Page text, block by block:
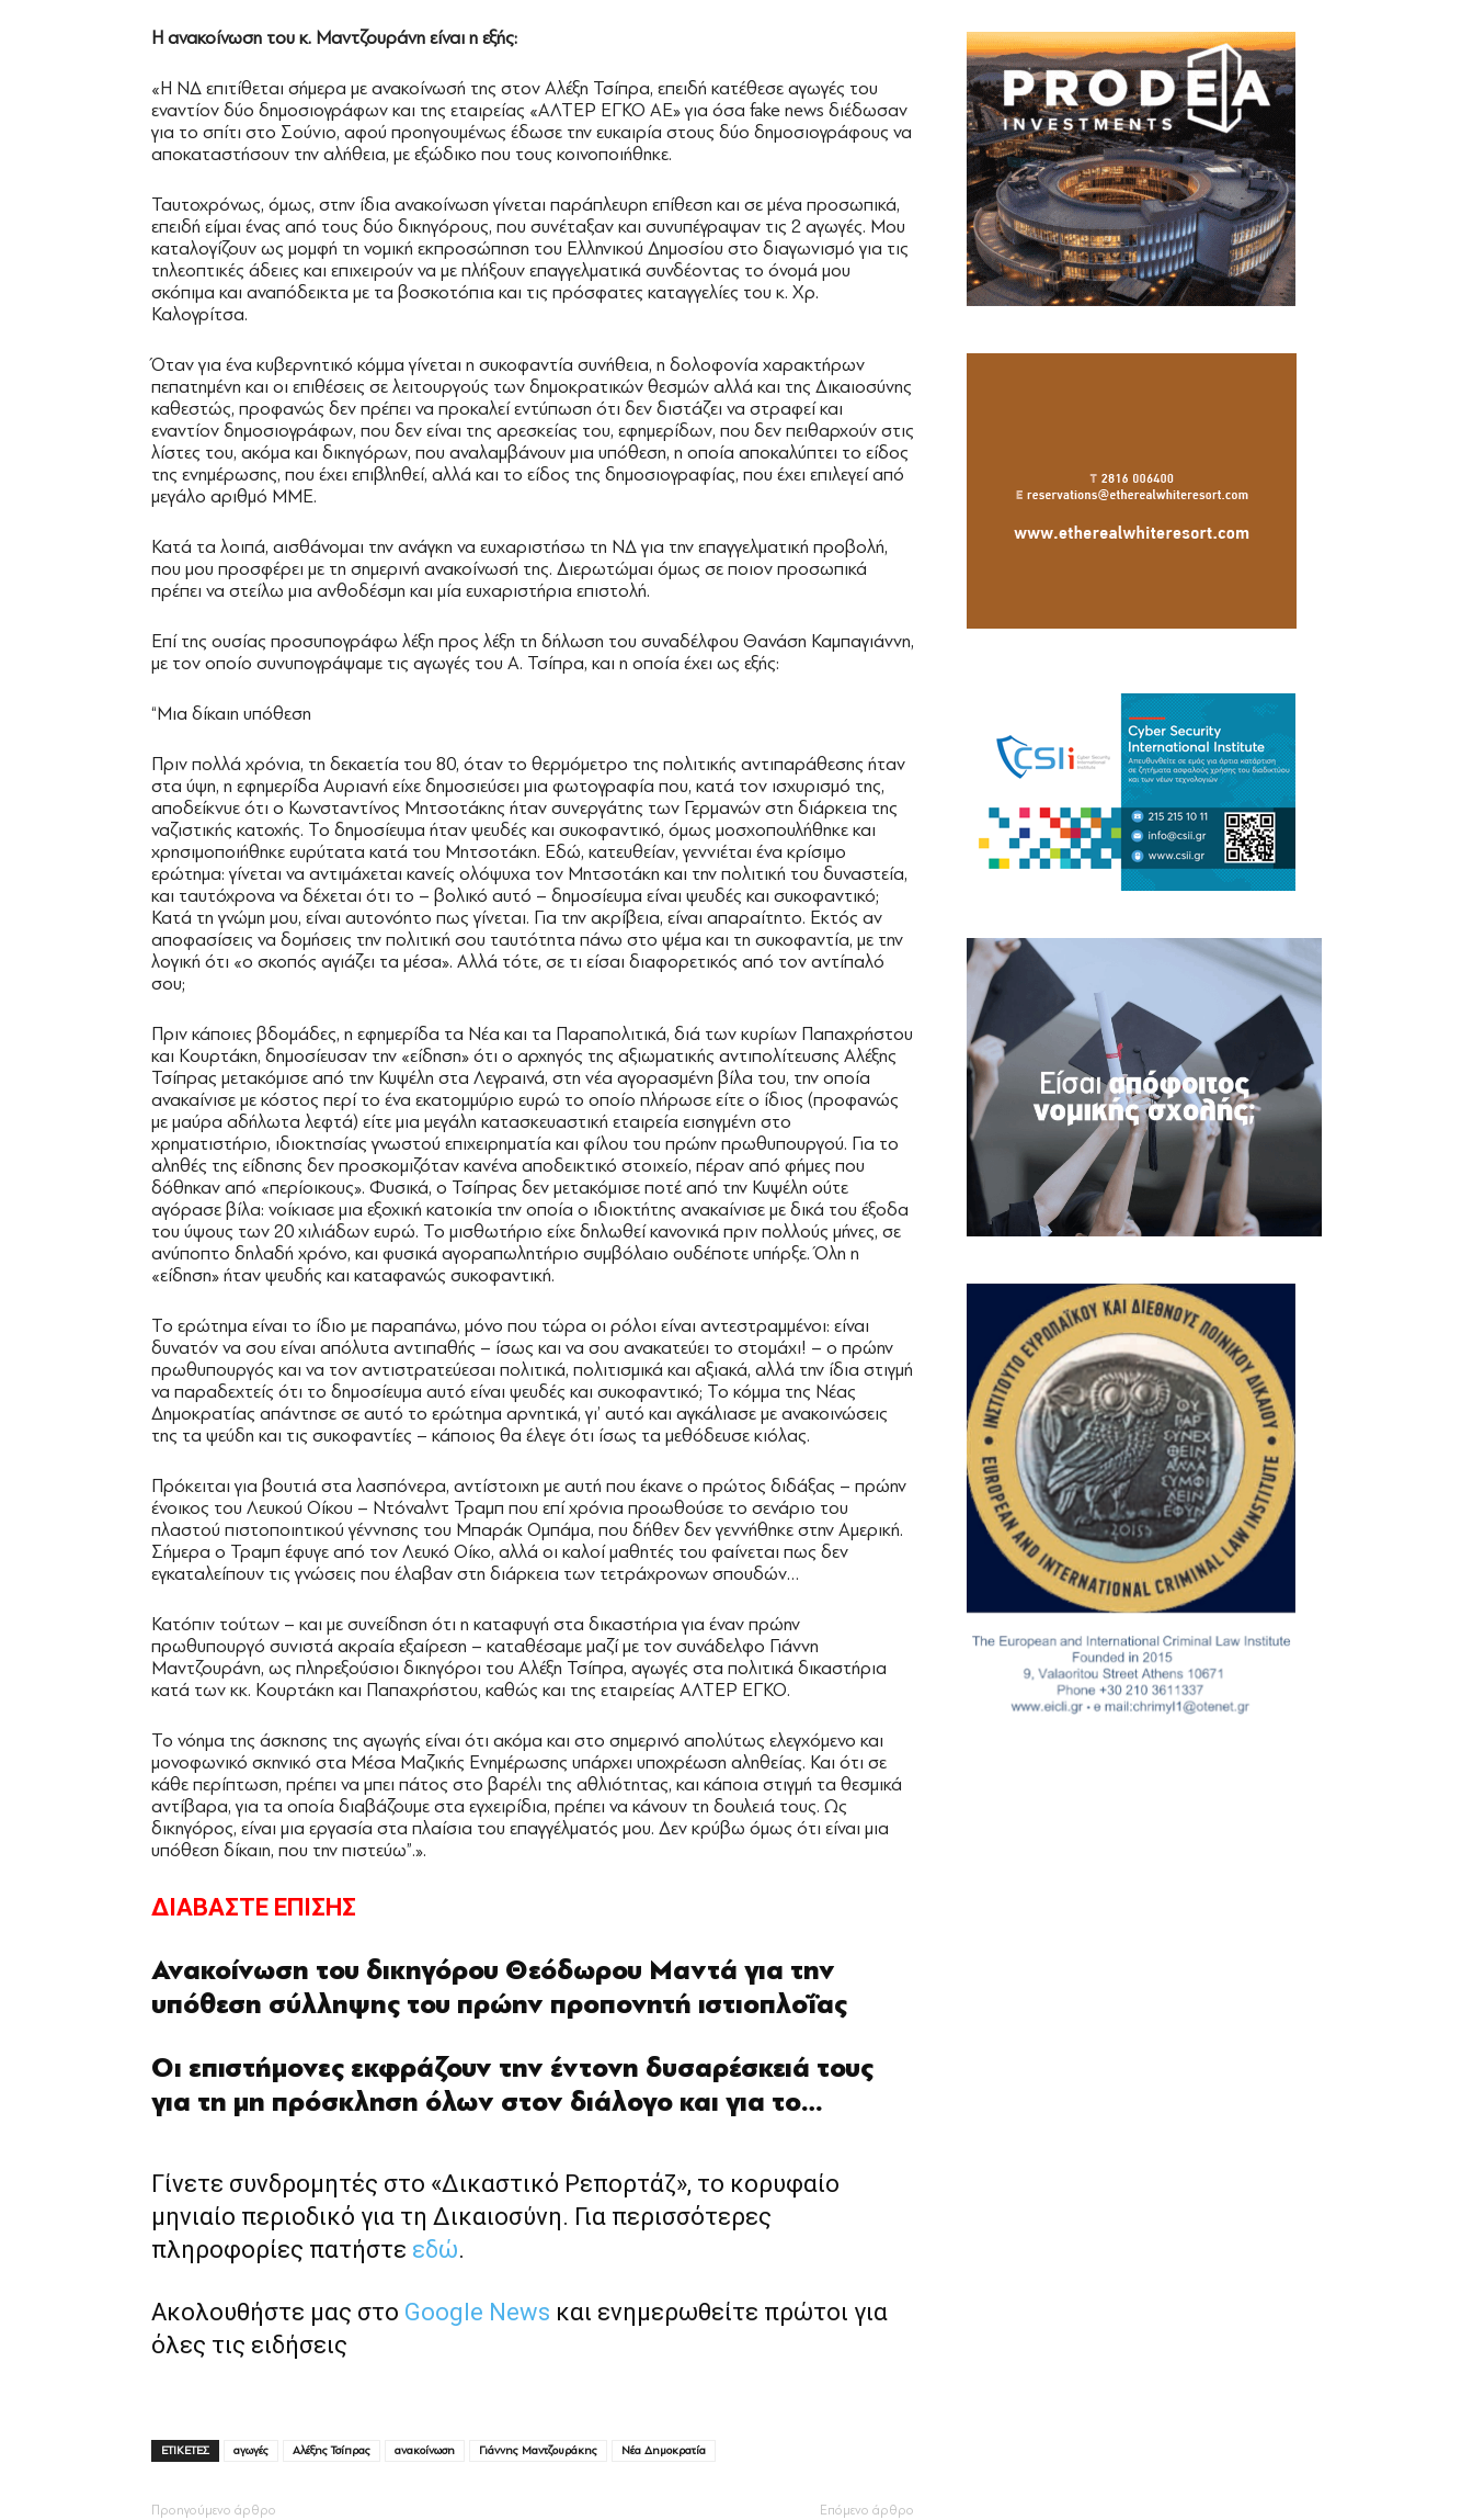
Η ανακοίνωση του κ. Μαντζουράνη είναι η εξής:
«Η ΝΔ επιτίθεται σήμερα με ανακοίνωσή της στον Αλέξη Τσίπρα, επειδή κατέθεσε αγωγές του
εναντίον δύο δημοσιογράφων και της εταιρείας «ΑΛΤΕΡ ΕΓΚΟ ΑΕ» για όσα fake news διέδωσαν
για το σπίτι στο Σούνιο, αφού προηγουμένως έδωσε την ευκαιρία στους δύο δημοσιογράφους να
αποκαταστήσουν την αλήθεια, με εξώδικο που τους κοινοποιήθηκε.
Ταυτοχρόνως, όμως, στην ίδια ανακοίνωση γίνεται παράπλευρη επίθεση και σε μένα προσωπικά,
επειδή είμαι ένας από τους δύο δικηγόρους, που συνέταξαν και συνυπέγραψαν τις 2 αγωγές. Μου
καταλογίζουν ως μομφή τη νομική εκπροσώπηση του Ελληνικού Δημοσίου στο διαγωνισμό για τις
τηλεοπτικές άδειες και επιχειρούν να με πλήξουν επαγγελματικά συνδέοντας το όνομά μου
σκόπιμα και αναπόδεικτα με τα βοσκοτόπια και τις πρόσφατες καταγγελίες του κ. Χρ.
Καλογρίτσα.
Όταν για ένα κυβερνητικό κόμμα γίνεται η συκοφαντία συνήθεια, η δολοφονία χαρακτήρων
πεπατημένη και οι επιθέσεις σε λειτουργούς των δημοκρατικών θεσμών αλλά και της Δικαιοσύνης
καθεστώς, προφανώς δεν πρέπει να προκαλεί εντύπωση ότι δεν διστάζει να στραφεί και
εναντίον δημοσιογράφων, που δεν είναι της αρεσκείας του, εφημερίδων, που δεν πειθαρχούν στις
λίστες του, ακόμα και δικηγόρων, που αναλαμβάνουν μια υπόθεση, η οποία αποκαλύπτει το είδος
της ενημέρωσης, που έχει επιβληθεί, αλλά και το είδος της δημοσιογραφίας, που έχει επιλεγεί από
μεγάλο αριθμό ΜΜΕ.
Κατά τα λοιπά, αισθάνομαι την ανάγκη να ευχαριστήσω τη ΝΔ για την επαγγελματική προβολή,
που μου προσφέρει με τη σημερινή ανακοίνωσή της. Διερωτώμαι όμως σε ποιον προσωπικά
πρέπει να στείλω μια ανθοδέσμη και μία ευχαριστήρια επιστολή.
Επί της ουσίας προσυπογράφω λέξη προς λέξη τη δήλωση του συναδέλφου Θανάση Καμπαγιάννη,
με τον οποίο συνυπογράψαμε τις αγωγές του Α. Τσίπρα, και η οποία έχει ως εξής:
“Μια δίκαιη υπόθεση
Πριν πολλά χρόνια, τη δεκαετία του 80, όταν το θερμόμετρο της πολιτικής αντιπαράθεσης ήταν
στα ύψη, η εφημερίδα Αυριανή είχε δημοσιεύσει μια φωτογραφία που, κατά τον ισχυρισμό της,
αποδείκνυε ότι ο Κωνσταντίνος Μητσοτάκης ήταν συνεργάτης των Γερμανών στη διάρκεια της
ναζιστικής κατοχής. Το δημοσίευμα ήταν ψευδές και συκοφαντικό, όμως μοσχοπουλήθηκε και
χρησιμοποιήθηκε ευρύτατα κατά του Μητσοτάκη. Εδώ, κατευθείαν, γεννιέται ένα κρίσιμο
ερώτημα: γίνεται να αντιμάχεται κανείς ολόψυχα τον Μητσοτάκη και την πολιτική του δυναστεία,
και ταυτόχρονα να δέχεται ότι το – βολικό αυτό – δημοσίευμα είναι ψευδές και συκοφαντικό;
Κατά τη γνώμη μου, είναι αυτονόητο πως γίνεται. Για την ακρίβεια, είναι απαραίτητο. Εκτός αν
αποφασίσεις να δομήσεις την πολιτική σου ταυτότητα πάνω στο ψέμα και τη συκοφαντία, με την
λογική ότι «ο σκοπός αγιάζει τα μέσα». Αλλά τότε, σε τι είσαι διαφορετικός από τον αντίπαλό
σου;
Πριν κάποιες βδομάδες, η εφημερίδα τα Νέα και τα Παραπολιτικά, διά των κυρίων Παπαχρήστου
και Κουρτάκη, δημοσίευσαν την «είδηση» ότι ο αρχηγός της αξιωματικής αντιπολίτευσης Αλέξης
Τσίπρας μετακόμισε από την Κυψέλη στα Λεγραινά, στη νέα αγορασμένη βίλα του, την οποία
ανακαίνισε με κόστος περί το ένα εκατομμύριο ευρώ το οποίο πλήρωσε είτε ο ίδιος (προφανώς
με μαύρα αδήλωτα λεφτά) είτε μια μεγάλη κατασκευαστική εταιρεία εισηγμένη στο
χρηματιστήριο, ιδιοκτησίας γνωστού επιχειρηματία και φίλου του πρώην πρωθυπουργού. Για το
αληθές της είδησης δεν προσκομιζόταν κανένα αποδεικτικό στοιχείο, πέραν από φήμες που
δόθηκαν από «περίοικους». Φυσικά, ο Τσίπρας δεν μετακόμισε ποτέ από την Κυψέλη ούτε
αγόρασε βίλα: νοίκιασε μια εξοχική κατοικία την οποία ο ιδιοκτήτης ανακαίνισε με δικά του έξοδα
του ύψους των 20 χιλιάδων ευρώ. Το μισθωτήριο είχε δηλωθεί κανονικά πριν πολλούς μήνες, σε
ανύποπτο δηλαδή χρόνο, και φυσικά αγοραπωλητήριο συμβόλαιο ουδέποτε υπήρξε. Όλη η
«είδηση» ήταν ψευδής και καταφανώς συκοφαντική.
Το ερώτημα είναι το ίδιο με παραπάνω, μόνο που τώρα οι ρόλοι είναι αντεστραμμένοι: είναι
δυνατόν να σου είναι απόλυτα αντιπαθής – ίσως και να σου ανακατεύει το στομάχι! – ο πρώην
πρωθυπουργός και να τον αντιστρατεύεσαι πολιτικά, πολιτισμικά και αξιακά, αλλά την ίδια στιγμή
να παραδεχτείς ότι το δημοσίευμα αυτό είναι ψευδές και συκοφαντικό; Το κόμμα της Νέας
Δημοκρατίας απάντησε σε αυτό το ερώτημα αρνητικά, γι’ αυτό και αγκάλιασε με ανακοινώσεις
της τα ψεύδη και τις συκοφαντίες – κάποιος θα έλεγε ότι ίσως τα μεθόδευσε κιόλας.
Πρόκειται για βουτιά στα λασπόνερα, αντίστοιχη με αυτή που έκανε ο πρώτος διδάξας – πρώην
ένοικος του Λευκού Οίκου – Ντόναλντ Τραμπ που επί χρόνια προωθούσε το σενάριο του
πλαστού πιστοποιητικού γέννησης του Μπαράκ Ομπάμα, που δήθεν δεν γεννήθηκε στην Αμερική.
Σήμερα ο Τραμπ έφυγε από τον Λευκό Οίκο, αλλά οι καλοί μαθητές του φαίνεται πως δεν
εγκαταλείπουν τις γνώσεις που έλαβαν στη διάρκεια των τετράχρονων σπουδών…
Κατόπιν τούτων – και με συνείδηση ότι η καταφυγή στα δικαστήρια για έναν πρώην
πρωθυπουργό συνιστά ακραία εξαίρεση – καταθέσαμε μαζί με τον συνάδελφο Γιάννη
Μαντζουράνη, ως πληρεξούσιοι δικηγόροι του Αλέξη Τσίπρα, αγωγές στα πολιτικά δικαστήρια
κατά των κκ. Κουρτάκη και Παπαχρήστου, καθώς και της εταιρείας ΑΛΤΕΡ ΕΓΚΟ.
Το νόημα της άσκησης της αγωγής είναι ότι ακόμα και στο σημερινό απολύτως ελεγχόμενο και
μονοφωνικό σκηνικό στα Μέσα Μαζικής Ενημέρωσης υπάρχει υποχρέωση αληθείας. Και ότι σε
κάθε περίπτωση, πρέπει να μπει πάτος στο βαρέλι της αθλιότητας, και κάποια στιγμή τα θεσμικά
αντίβαρα, για τα οποία διαβάζουμε στα εγχειρίδια, πρέπει να κάνουν τη δουλειά τους. Ως
δικηγόρος, είναι μια εργασία στα πλαίσια του επαγγέλματός μου. Δεν κρύβω όμως ότι είναι μια
υπόθεση δίκαιη, που την πιστεύω”.».
ΔΙΑΒΑΣΤΕ ΕΠΙΣΗΣ
Ανακοίνωση του δικηγόρου Θεόδωρου Μαντά για την
υπόθεση σύλληψης του πρώην προπονητή ιστιοπλοΐας
Οι επιστήμονες εκφράζουν την έντονη δυσαρέσκειά τους
για τη μη πρόσκληση όλων στον διάλογο και για το…
Γίνετε συνδρομητές στο «Δικαστικό Ρεπορτάζ», το κορυφαίο
μηνιαίο περιοδικό για τη Δικαιοσύνη. Για περισσότερες
πληροφορίες πατήστε εδώ.
Ακολουθήστε μας στο Google News και ενημερωθείτε πρώτοι για
όλες τις ειδήσεις
ΕΤΙΚΕΤΕΣ αγωγές Αλέξης Τσίπρας ανακοίνωση Γιάννης Μαντζουράκης Νέα Δημοκρατία
Προηγούμενο άρθρο Επόμενο άρθρο